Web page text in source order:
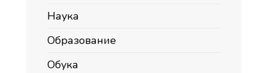
Наука
Образование
Обука